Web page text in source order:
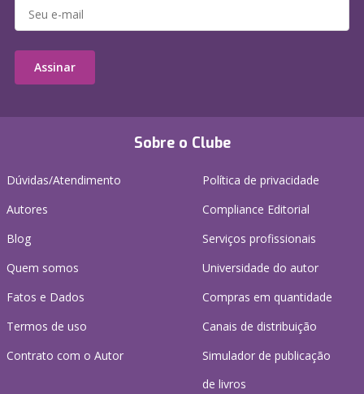
Sobre o Clube
Dúvidas/Atendimento
Autores
Blog
Quem somos
Fatos e Dados
Termos de uso
Contrato com o Autor
Política de privacidade
Compliance Editorial
Serviços profissionais
Universidade do autor
Compras em quantidade
Canais de distribuição
Simulador de publicação
de livros
Assinar